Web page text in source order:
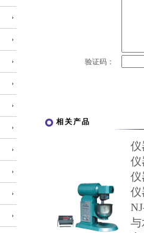
验证码：
相关产品
仪
仪
仪
仪
与